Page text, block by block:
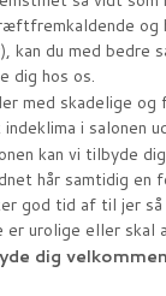
og
kan du med bedre
dig hos os.
med skadelige
i salonen
kan vi tilbyde
hår samtidig en
god tid af til jer
urolige eller skal
dig